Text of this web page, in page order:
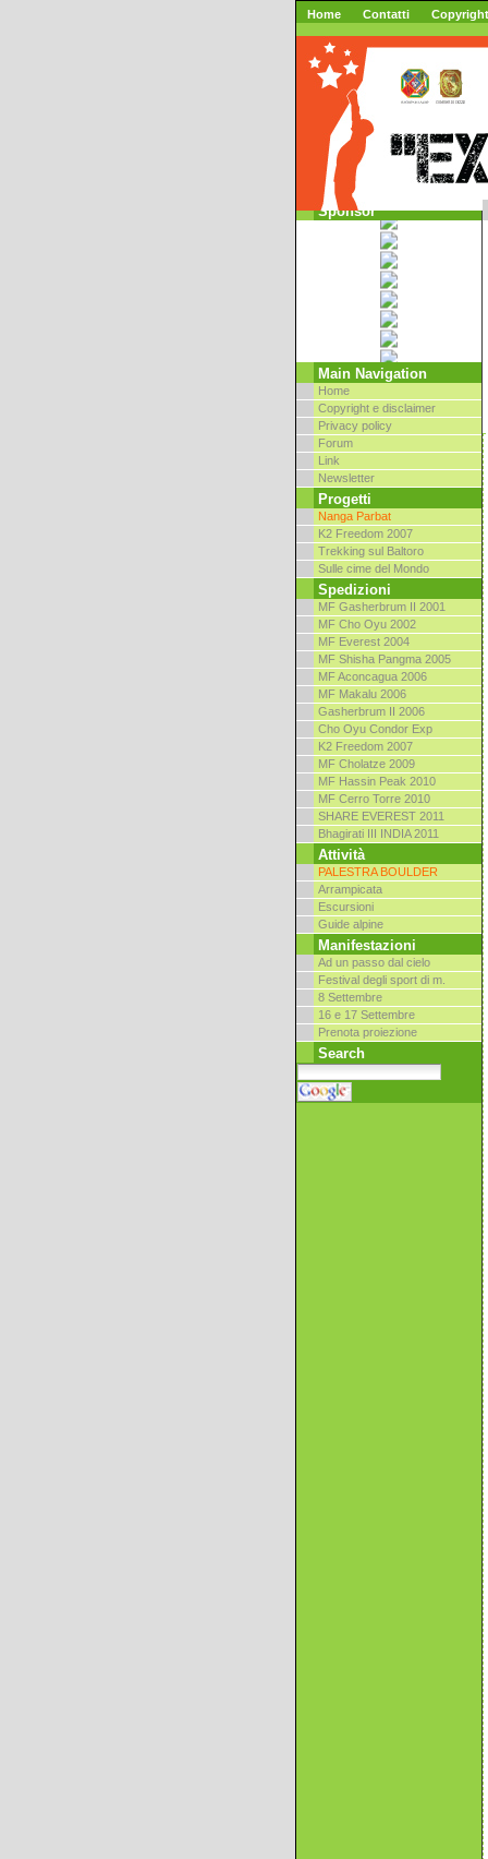
Home Contatti Copyright
Sponsor
Main Navigation
Home
Copyright e disclaimer
Privacy policy
Forum
Link
Newsletter
Progetti
Nanga Parbat
K2 Freedom 2007
Trekking sul Baltoro
Sulle cime del Mondo
Spedizioni
MF Gasherbrum II 2001
MF Cho Oyu 2002
MF Everest 2004
MF Shisha Pangma 2005
MF Aconcagua 2006
MF Makalu 2006
Gasherbrum II 2006
Cho Oyu Condor Exp
K2 Freedom 2007
MF Cholatze 2009
MF Hassin Peak 2010
MF Cerro Torre 2010
SHARE EVEREST 2011
Bhagirati III INDIA 2011
Attività
PALESTRA BOULDER
Arrampicata
Escursioni
Guide alpine
Manifestazioni
Ad un passo dal cielo
Festival degli sport di m.
8 Settembre
16 e 17 Settembre
Prenota proiezione
Search